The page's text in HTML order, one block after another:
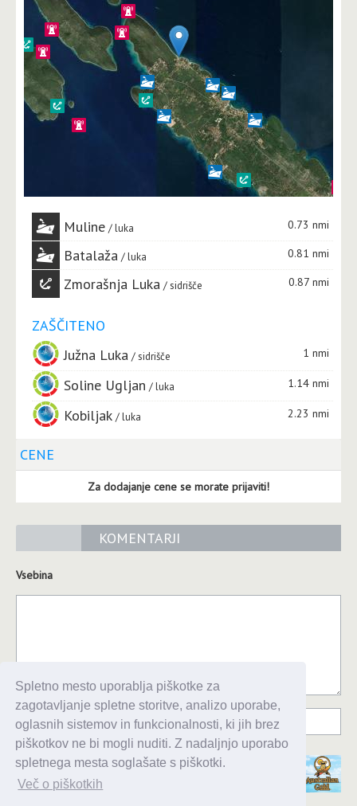
Spletno mesto uporablja piškotke za
zagotavljanje spletne storitve, analizo uporabe,
oglasnih sistemov in funkcionalnosti, ki jih brez
piškotkov ne bi mogli nuditi. Z nadaljnjo uporabo
spletnega mesta soglašate s piškotki.
Več o piškotkih
Muline luka 0.73 nmi
Batalaža luka 0.81 nmi
Zmorašnja Luka sidrišče 0.87 nmi
ZAŠČITENO
Južna Luka
sidrišče 1 nmi
Soline Ugljan luka 1.14 nmi
Kobiljak luka 2.23 nmi
CENE
Za dodajanje cene se morate prijaviti!
KOMENTARJI
Vsebina